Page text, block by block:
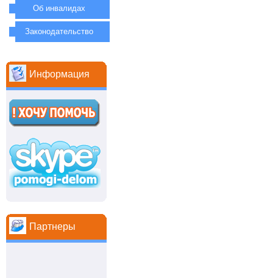
Об инвалидах
Законодательство
Информация
Партнеры